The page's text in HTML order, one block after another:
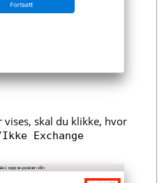
skal du klikke, hvor
Exchange